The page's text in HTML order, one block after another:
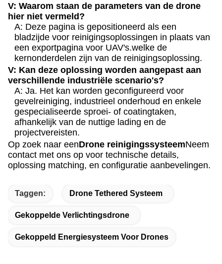
V: Waarom staan de parameters van de drone
hier niet vermeld?
A: Deze pagina is gepositioneerd als een
bladzijde voor reinigingsoplossingen in plaats van
een exportpagina voor UAV's.welke de
kernonderdelen zijn van de reinigingsoplossing.
V: Kan deze oplossing worden aangepast aan
verschillende industriële scenario's?
A: Ja. Het kan worden geconfigureerd voor
gevelreiniging, industrieel onderhoud en enkele
gespecialiseerde sproei- of coatingtaken,
afhankelijk van de nuttige lading en de
projectvereisten.
Op zoek naar eenDrone reinigingssysteemNeem
contact met ons op voor technische details,
oplossing matching, en configuratie aanbevelingen.
Taggen: Drone Tethered Systeem
Gekoppelde Verlichtingsdrone
Gekoppeld Energiesysteem Voor Drones